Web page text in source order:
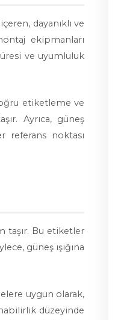
dayanıklı ve
ekipmanları
ve uyumluluk
etiketleme ve
Ayrıca, güneş
referans noktası
taşır. Bu etiketler
güneş ışığına
uygun olarak,
düzeyinde